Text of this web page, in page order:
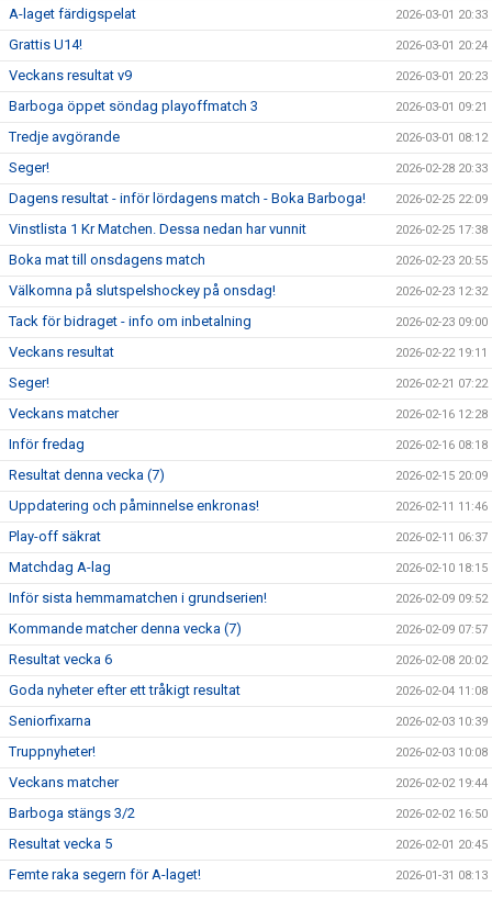
A-laget färdigspelat 2026-03-01 20:33
Grattis U14! 2026-03-01 20:24
Veckans resultat v9 2026-03-01 20:23
Barboga öppet söndag playoffmatch 3 2026-03-01 09:21
Tredje avgörande 2026-03-01 08:12
Seger! 2026-02-28 20:33
Dagens resultat - inför lördagens match - Boka Barboga! 2026-02-25 22:09
Vinstlista 1 Kr Matchen. Dessa nedan har vunnit 2026-02-25 17:38
Boka mat till onsdagens match 2026-02-23 20:55
Välkomna på slutspelshockey på onsdag! 2026-02-23 12:32
Tack för bidraget - info om inbetalning 2026-02-23 09:00
Veckans resultat 2026-02-22 19:11
Seger! 2026-02-21 07:22
Veckans matcher 2026-02-16 12:28
Inför fredag 2026-02-16 08:18
Resultat denna vecka (7) 2026-02-15 20:09
Uppdatering och påminnelse enkronas! 2026-02-11 11:46
Play-off säkrat 2026-02-11 06:37
Matchdag A-lag 2026-02-10 18:15
Inför sista hemmamatchen i grundserien! 2026-02-09 09:52
Kommande matcher denna vecka (7) 2026-02-09 07:57
Resultat vecka 6 2026-02-08 20:02
Goda nyheter efter ett tråkigt resultat 2026-02-04 11:08
Seniorfixarna 2026-02-03 10:39
Truppnyheter! 2026-02-03 10:08
Veckans matcher 2026-02-02 19:44
Barboga stängs 3/2 2026-02-02 16:50
Resultat vecka 5 2026-02-01 20:45
Femte raka segern för A-laget! 2026-01-31 08:13